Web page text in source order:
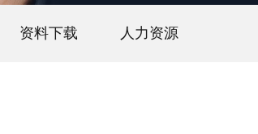
资料下载 人力资源